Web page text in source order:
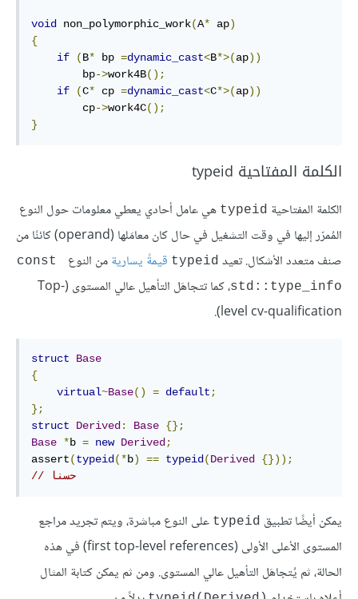
void non_polymorphic_work(A* ap)
{
if
(B* bp =dynamic_cast<B*>(ap))
        bp
->work4B();
if
(C* cp =dynamic_cast<C*>(ap))
        cp
->work4C();
}
الكلمة المفتاحية typeid
الكلمة المفتاحية ‎typeid‎ هي عامل أحادي يعطي معلومات حول النوع
المُمرّر إليها في وقت التشغيل في حال كان معامَلها (operand) كائنًا من
صنف متعدد الأشكال. تعيد ‎typeid‎ قيمةً يساريةمن النوع
‎const
std::type_info‎
، كما تتجاهَل التأهيل عالي المستوى (Top-
level cv-qualiﬁcation).
struct
Base
{
virtual~Base() = default ;
};
struct
Derived: Base {};
Base *b = new Derived;
assert(typeid(*b) == typeid(Derived {}));
// حسنا
يمكن أيضًا تطبيق ‎typeid‎ على النوع مباشرة، ويتم تجريد مراجع
المستوى الأعلى الأولى (first top-level references) في هذه
الحالة، ثم يُتجاهَل التأهيل عالي المستوى. ومن ثم يمكن كتابة المثال